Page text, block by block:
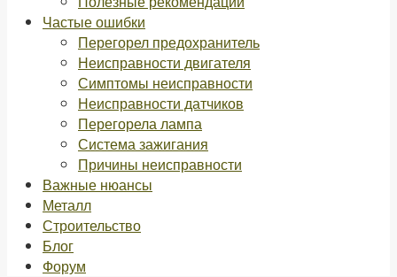
Частые ошибки
Перегорел предохранитель
Неисправности двигателя
Симптомы неисправности
Неисправности датчиков
Перегорела лампа
Система зажигания
Причины неисправности
Важные нюансы
Металл
Строительство
Блог
Форум